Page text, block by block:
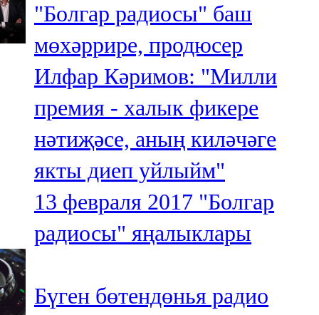
"Болгар радиосы" баш
мөхәррире, продюсер
Илфар Кәримов: "Милли
премия - халык фикере
нәтиҗәсе, аның киләчәге
якты диеп уйлыйм"
13 февраля 2017 "Болгар
радиосы" яңалыклары
Бүген бөтендөнья радио